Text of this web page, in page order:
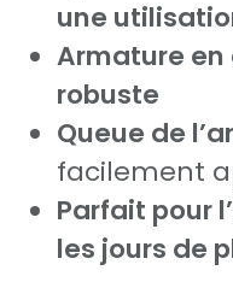
une
Armature
robuste
Queue de
facilement
Parfait pour
les jours de